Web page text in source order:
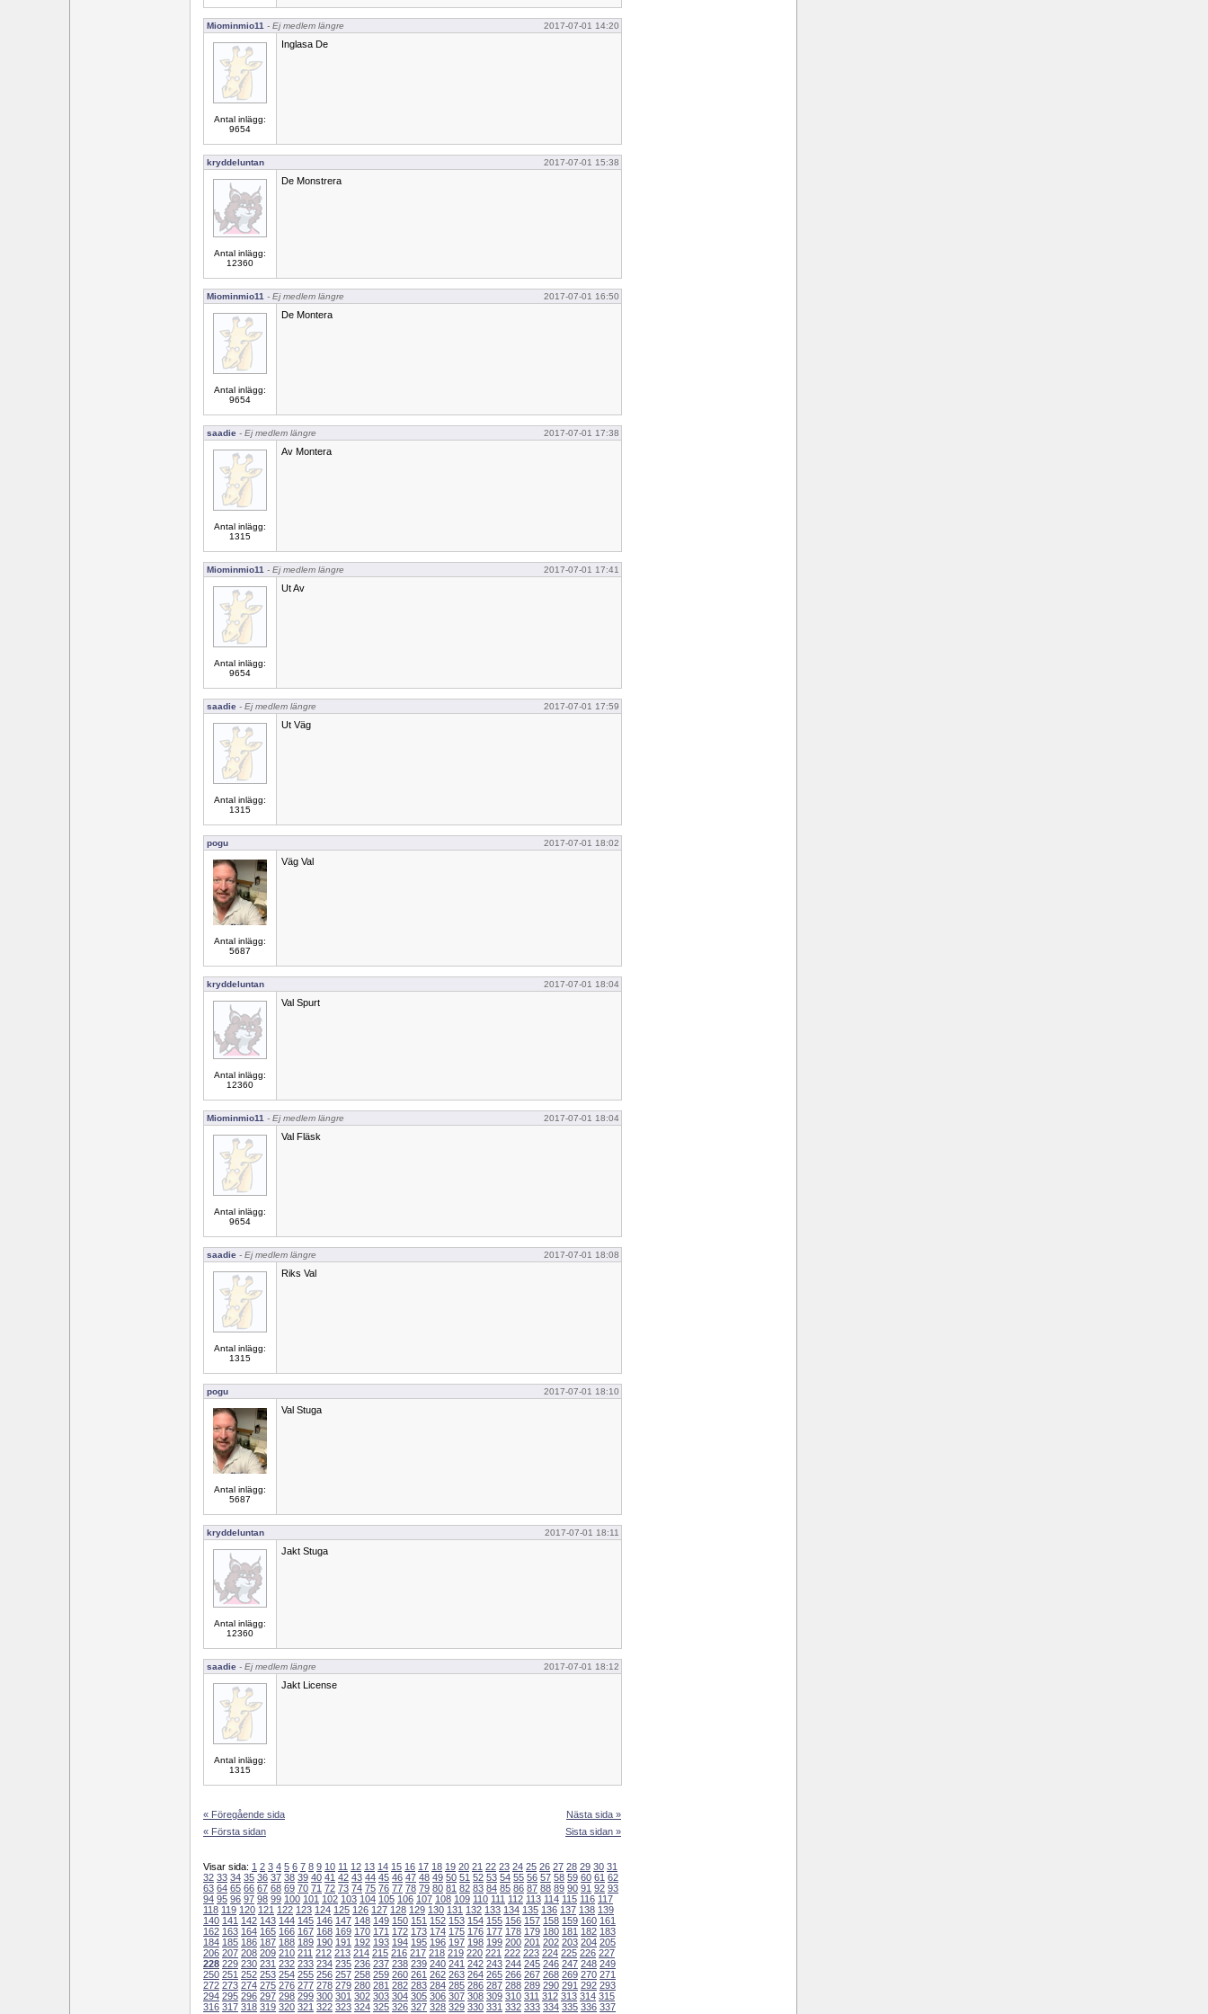
Miominmio11 - Ej medlem längre 2017-07-01 14:20
Antal inlägg:
9654
Inglasa De
kryddeluntan 2017-07-01 15:38
Antal inlägg:
12360
De Monstrera
Miominmio11 - Ej medlem längre 2017-07-01 16:50
Antal inlägg:
9654
De Montera
saadie - Ej medlem längre 2017-07-01 17:38
Antal inlägg:
1315
Av Montera
Miominmio11 - Ej medlem längre 2017-07-01 17:41
Antal inlägg:
9654
Ut Av
saadie - Ej medlem längre 2017-07-01 17:59
Antal inlägg:
1315
Ut Väg
pogu 2017-07-01 18:02
Antal inlägg:
5687
Väg Val
kryddeluntan 2017-07-01 18:04
Antal inlägg:
12360
Val Spurt
Miominmio11 - Ej medlem längre 2017-07-01 18:04
Antal inlägg:
9654
Val Fläsk
saadie - Ej medlem längre 2017-07-01 18:08
Antal inlägg:
1315
Riks Val
pogu 2017-07-01 18:10
Antal inlägg:
5687
Val Stuga
kryddeluntan 2017-07-01 18:11
Antal inlägg:
12360
Jakt Stuga
saadie - Ej medlem längre 2017-07-01 18:12
Antal inlägg:
1315
Jakt License
« Föregående sida
« Första sidan
Nästa sida »
Sista sidan »
Visar sida: 1 2 3 4 5 6 7 8 9 10 11 12 13 14 15 16 17 18 19 20 21 22 23 24 25 26 27 28 29 30 31
32 33 34 35 36 37 38 39 40 41 42 43 44 45 46 47 48 49 50 51 52 53 54 55 56 57 58 59 60 61 62
63 64 65 66 67 68 69 70 71 72 73 74 75 76 77 78 79 80 81 82 83 84 85 86 87 88 89 90 91 92 93
94 95 96 97 98 99 100 101 102 103 104 105 106 107 108 109 110 111 112 113 114 115 116 117
118 119 120 121 122 123 124 125 126 127 128 129 130 131 132 133 134 135 136 137 138 139
140 141 142 143 144 145 146 147 148 149 150 151 152 153 154 155 156 157 158 159 160 161
162 163 164 165 166 167 168 169 170 171 172 173 174 175 176 177 178 179 180 181 182 183
184 185 186 187 188 189 190 191 192 193 194 195 196 197 198 199 200 201 202 203 204 205
206 207 208 209 210 211 212 213 214 215 216 217 218 219 220 221 222 223 224 225 226 227
228 229 230 231 232 233 234 235 236 237 238 239 240 241 242 243 244 245 246 247 248 249
250 251 252 253 254 255 256 257 258 259 260 261 262 263 264 265 266 267 268 269 270 271
272 273 274 275 276 277 278 279 280 281 282 283 284 285 286 287 288 289 290 291 292 293
294 295 296 297 298 299 300 301 302 303 304 305 306 307 308 309 310 311 312 313 314 315
316 317 318 319 320 321 322 323 324 325 326 327 328 329 330 331 332 333 334 335 336 337